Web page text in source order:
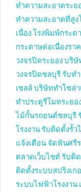
ทำความสะอาดระย
ทำความสะอาดที่สูง
เนื่อง โรงพิมพ์กระด
กระดาษต่อเนื่องรา
วงจรปิดระยองบริษั
วงจรปิดชลบุรี รับท
เซลล์ บริษัททำโซล่า
ทำประตูรีโมทระยอ
ไม้กั้นรถยนต์ชลบุรี
โรงงาน รับติดตั้งรั้ว
แจ้งเตือน จัดฟันศรี
ตลาดเว็บไซต์ รับติ
ติดตั้งระบบสปริงเก
ระบบไฟฟ้าโรงงาน